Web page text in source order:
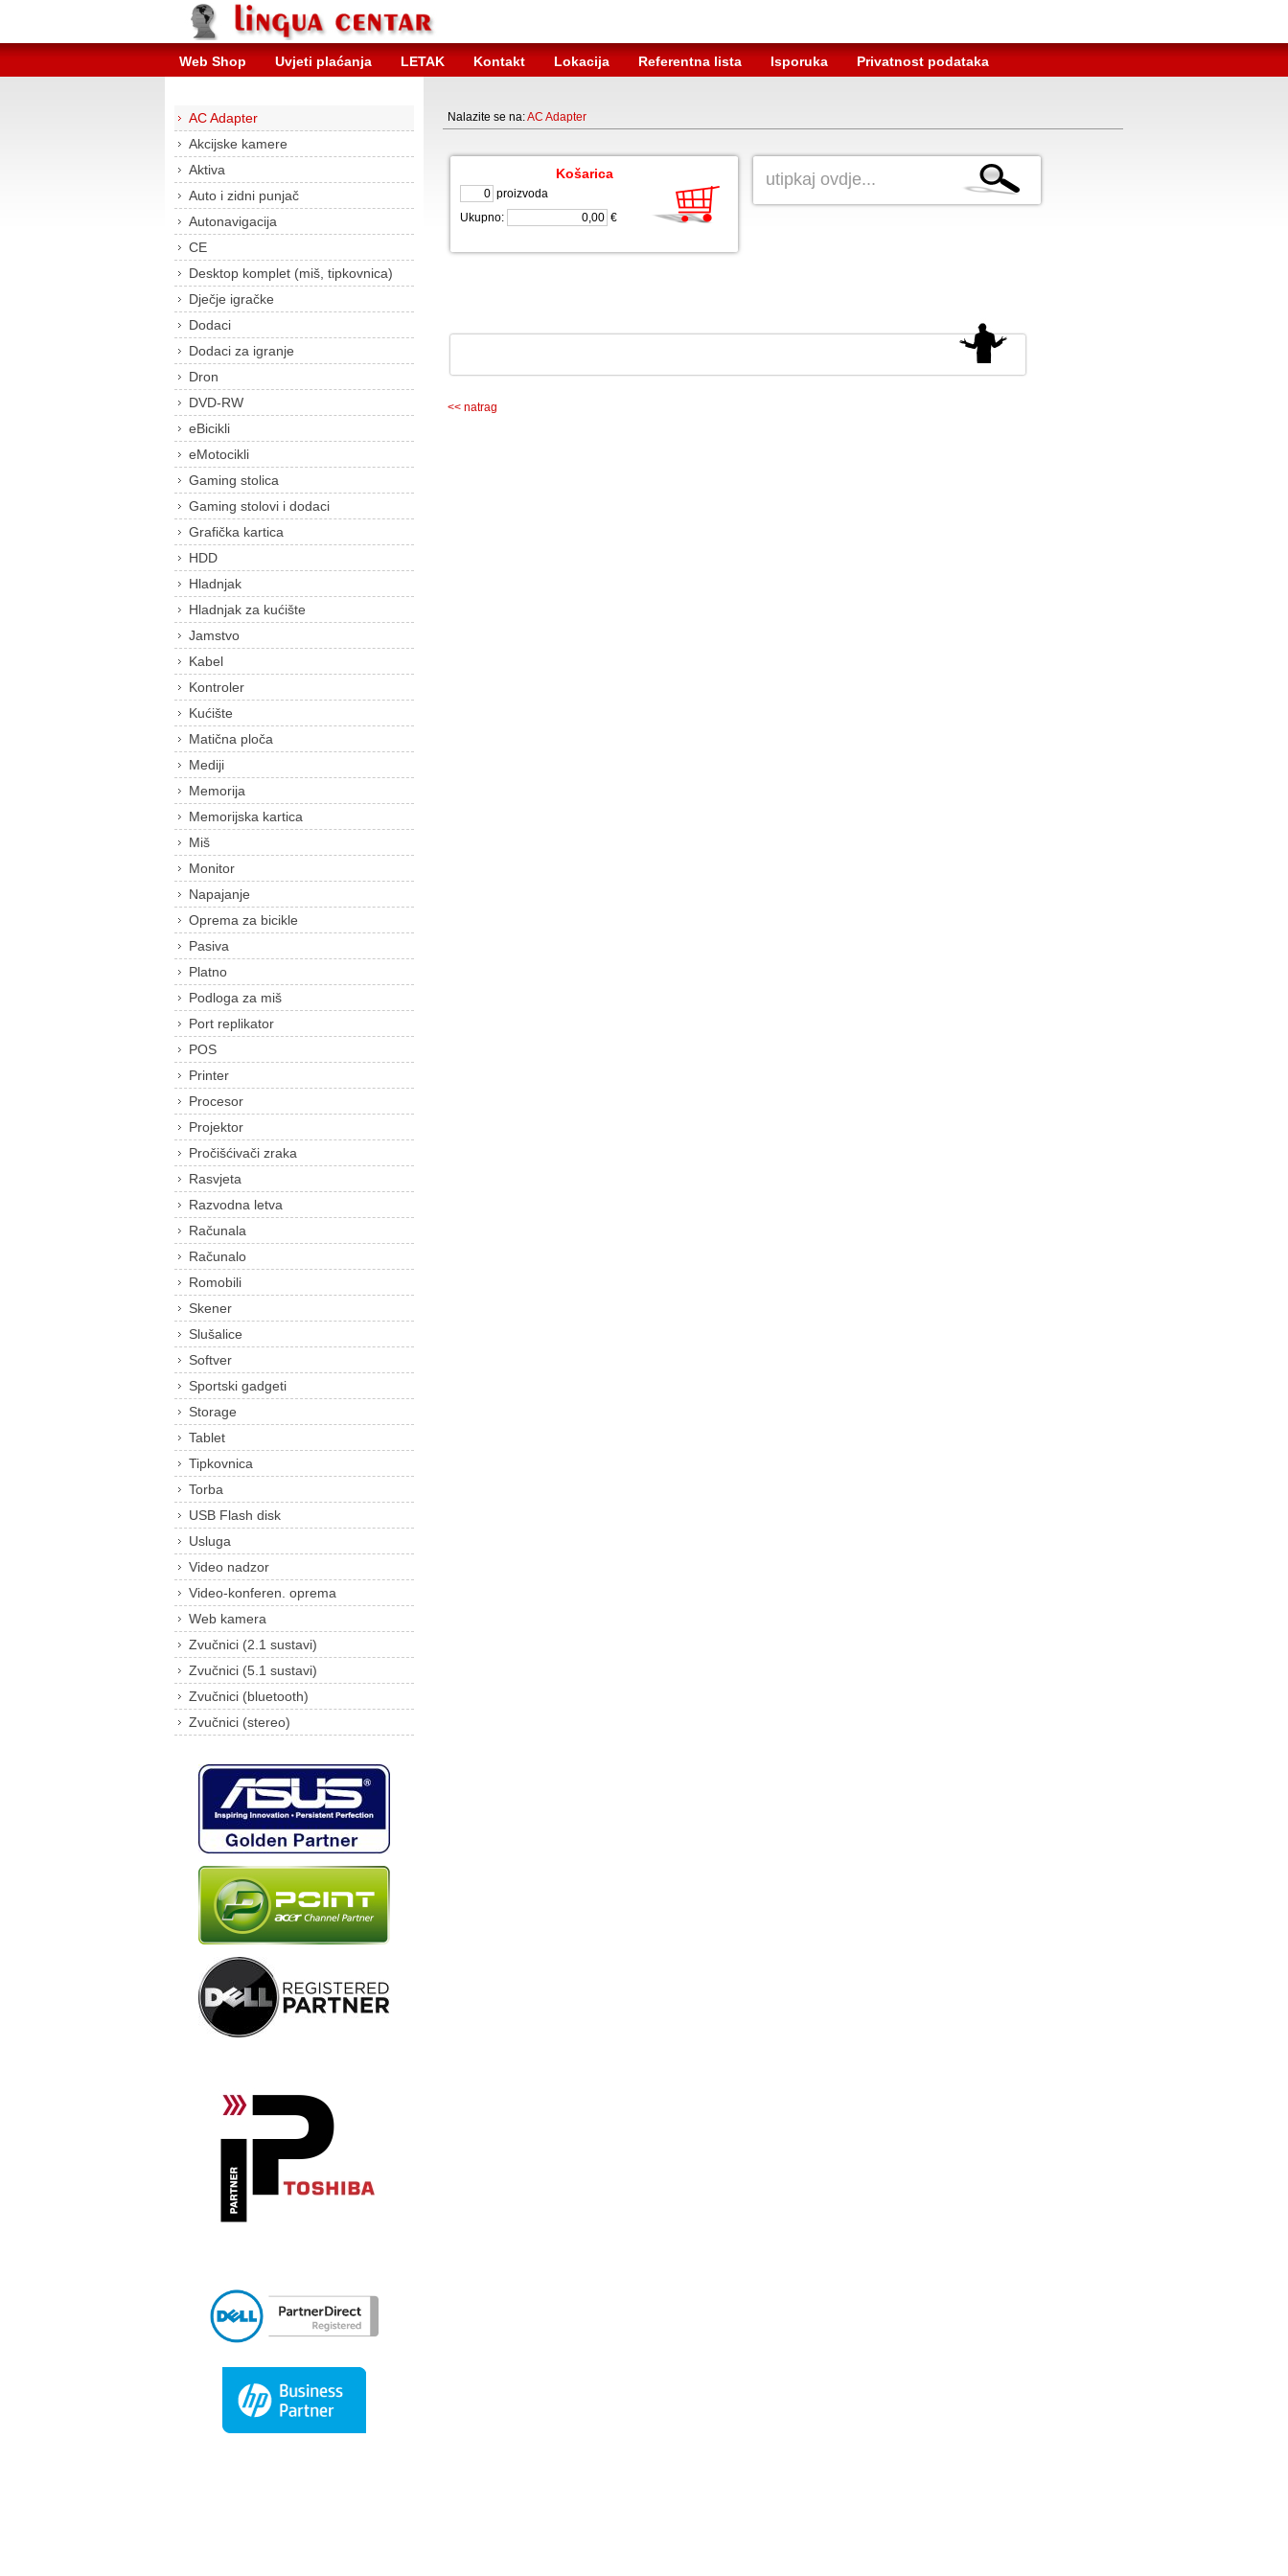
Web Shop Uvjeti plaćanja LETAK Kontakt Lokacija Referentna lista Isporuka Privatnost podataka
AC Adapter
Akcijske kamere
Aktiva
Auto i zidni punjač
Autonavigacija
CE
Desktop komplet (miš, tipkovnica)
Dječje igračke
Dodaci
Dodaci za igranje
Dron
DVD-RW
eBicikli
eMotocikli
Gaming stolica
Gaming stolovi i dodaci
Grafička kartica
HDD
Hladnjak
Hladnjak za kućište
Jamstvo
Kabel
Kontroler
Kućište
Matična ploča
Mediji
Memorija
Memorijska kartica
Miš
Monitor
Napajanje
Oprema za bicikle
Pasiva
Platno
Podloga za miš
Port replikator
POS
Printer
Procesor
Projektor
Pročišćivači zraka
Rasvjeta
Razvodna letva
Računala
Računalo
Romobili
Skener
Slušalice
Softver
Sportski gadgeti
Storage
Tablet
Tipkovnica
Torba
USB Flash disk
Usluga
Video nadzor
Video-konferen. oprema
Web kamera
Zvučnici (2.1 sustavi)
Zvučnici (5.1 sustavi)
Zvučnici (bluetooth)
Zvučnici (stereo)
Nalazite se na:AC Adapter
Košarica
proizvoda
Ukupno:
€
<< natrag